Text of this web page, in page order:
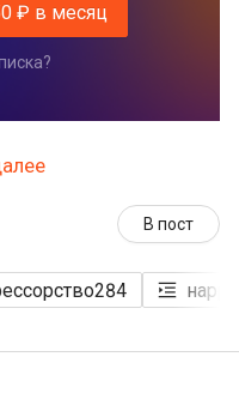
₽ в месяц
В пост
284